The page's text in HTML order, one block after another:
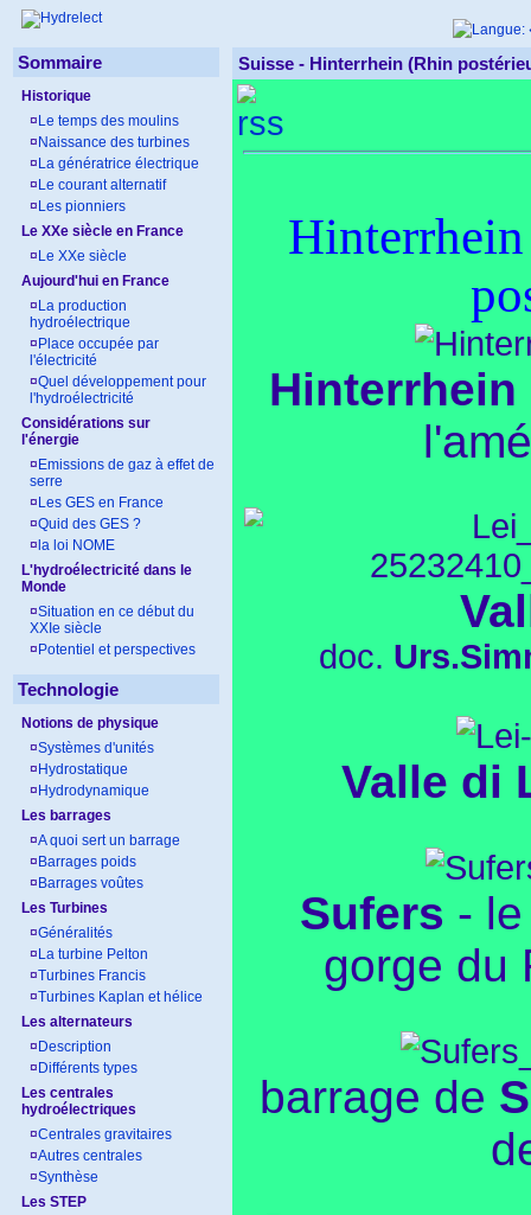
Sommaire
Historique
¤ Le temps des moulins
¤ Naissance des turbines
¤ La génératrice électrique
¤ Le courant alternatif
¤ Les pionniers
Le XXe siècle en France
¤ Le XXe siècle
Aujourd'hui en France
¤ La production
hydroélectrique
¤ Place occupée par
l'électricité
¤Quel développement pour
l'hydroélectricité
Considérations sur
l'énergie
¤ Emissions de gaz à effet de
serre
¤ Les GES en France
¤Quid des GES ?
¤ la loi NOME
L'hydroélectricité dans le
Monde
¤Situation en ce début du
XXIe siècle
¤ Potentiel et perspectives
Technologie
Notions de physique
¤Systèmes d'unités
¤ Hydrostatique
¤ Hydrodynamique
Les barrages
¤A quoi sert un barrage
¤ Barrages poids
¤ Barrages voûtes
Les Turbines
¤Généralités
¤ La turbine Pelton
¤Turbines Francis
¤Turbines Kaplan et hélice
Les alternateurs
¤ Description
¤ Différents types
Les centrales
hydroélectriques
¤Centrales gravitaires
¤Autres centrales
¤Synthèse
Les STEP
Suisse - Hinterrhein (Rhin
Hinterrhein
doc.
Valle di
Sufers -
gorge du
barrage de